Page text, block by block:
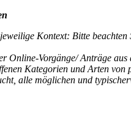
Kontext: Bitte
Online-Vorgänge/ Anträge
Kategorien und Arten von
alle möglichen und